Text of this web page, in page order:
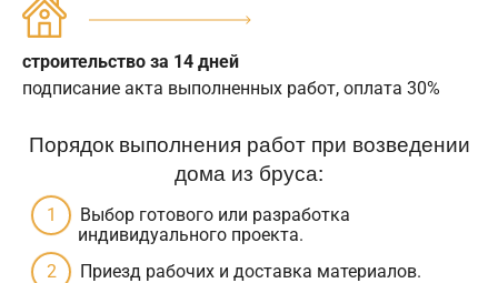
строительство за 14 дней
подписание акта выполненных работ, оплата 30%
Порядок выполнения работ при возведении
дома из бруса:
Выбор готового или разработка
индивидуального проекта.
Приезд рабочих и доставка материалов.